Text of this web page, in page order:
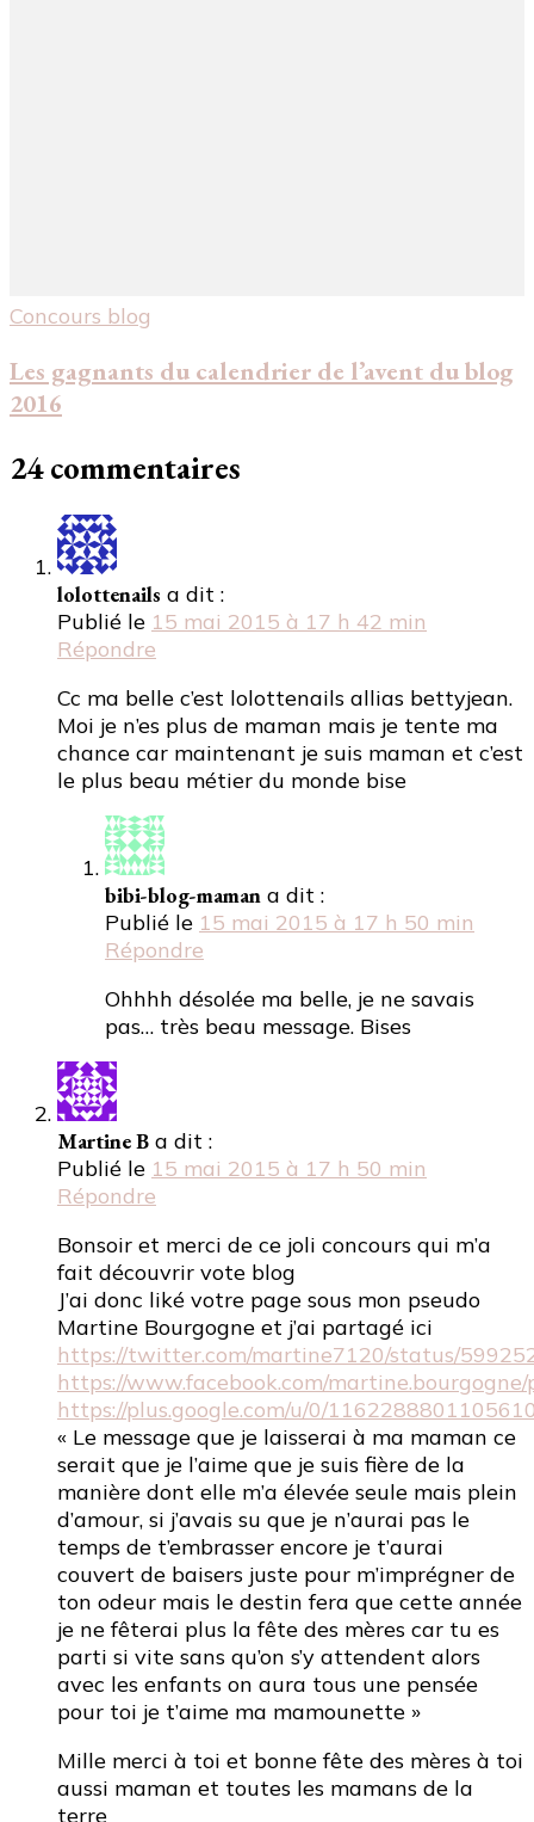
Concours blog
Les gagnants du calendrier de l’avent du blog
2016
24 commentaires
lolottenails a dit :
Publié le 15 mai 2015 à 17 h 42 min
Répondre
Cc ma belle c’est lolottenails allias bettyjean.
Moi je n’es plus de maman mais je tente ma
chance car maintenant je suis maman et c’est
le plus beau métier du monde bise
bibi-blog-maman a dit :
Publié le 15 mai 2015 à 17 h 50 min
Répondre
Ohhhh désolée ma belle, je ne savais
pas… très beau message. Bises
Martine B a dit :
Publié le 15 mai 2015 à 17 h 50 min
Répondre
Bonsoir et merci de ce joli concours qui m’a
fait découvrir vote blog
J’ai donc liké votre page sous mon pseudo
Martine Bourgogne et j’ai partagé ici
https://twitter.com/martine7120/status/
https://www.facebook.com/
https://plus.google.com/u/0/
« Le message que je laisserai à ma maman ce
serait que je l’aime que je suis fière de la
manière dont elle m’a élevée seule mais plein
d’amour, si j’avais su que je n’aurai pas le
temps de t’embrasser encore je t’aurai
couvert de baisers juste pour m’imprégner de
ton odeur mais le destin fera que cette année
je ne fêterai plus la fête des mères car tu es
parti si vite sans qu’on s’y attendent alors
avec les enfants on aura tous une pensée
pour toi je t’aime ma mamounette »
Mille merci à toi et bonne fête des mères à toi
aussi maman et toutes les mamans de la
terre